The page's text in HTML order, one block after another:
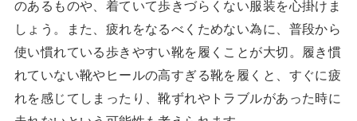
のあるものや、着ていて歩きづらくない服装を心掛けま
しょう。また、疲れをなるべくためない為に、普段から
使い慣れている歩きやすい靴を履くことが大切。履き慣
れていない靴やヒールの高すぎる靴を履くと、すぐに疲
れを感じてしまったり、靴ずれやトラブルがあった時に